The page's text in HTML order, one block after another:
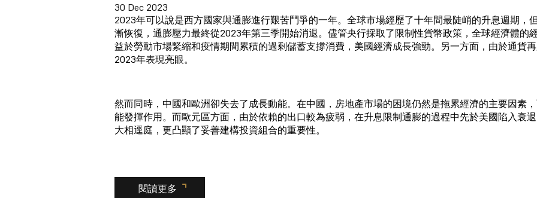
30 Dec 2023
2023年可以說是西方國家與通膨進行艱苦鬥爭的一年。全球市場經歷了十年間最陡峭的升息週期，
漸恢復，通膨壓力最終從2023年第三季開始消退。儘管央行採取了限制性貨幣政策，全球經濟體的
益於勞動市場緊縮和疫情期間累積的過剩儲蓄支撐消費，美國經濟成長強勁。另一方面，由於通貨
2023年表現亮眼。
然而同時，中國和歐洲卻失去了成長動能。在中國，房地產市場的困境仍然是拖累經濟的主要因素
能發揮作用。而歐元區方面，由於依賴的出口較為疲弱，在升息限制通膨的過程中先於美國陷入衰
大相逕庭，更凸顯了妥善建構投資組合的重要性。
閱讀更多